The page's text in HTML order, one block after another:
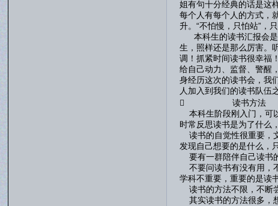
姐有句十分经典的话是这
每个人有每个人的方式，
升。“不怕慢，只怕站”，
本科生的读书汇报会是
生，照样还是那么厉害。
调！抓紧时间读书很幸福
给自己动力、监督、警醒
身经历这次的读书会，我
人加入到我们的读书队伍
 读书方法
本科生阶段刚入门，可
时常反思读书是为了什么
读书的自觉性很重要，
发现自己想要的是什么，
要有一群陪伴自己读书
不要问读书有没有用，
学科不重要，重要的是读
读书的方法不限，不断
其实读书的方法很多，